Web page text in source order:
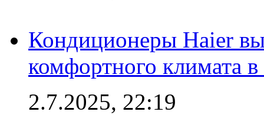
Кондиционеры Haier
комфортного климата
2.7.2025, 22:19